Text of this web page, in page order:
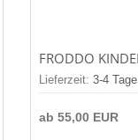
Lieferzeit: 3-4 Tage
ab 55,00 EUR